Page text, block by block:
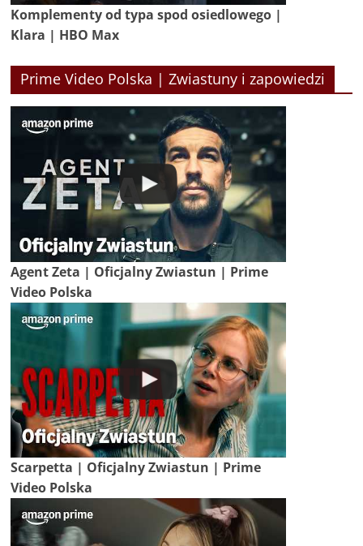
Komplementy od typa spod osiedlowego |
Klara | HBO Max
Prime Video Polska | Zwiastuny i zapowiedzi
Agent Zeta | Oficjalny Zwiastun | Prime
Video Polska
Scarpetta | Oficjalny Zwiastun | Prime
Video Polska